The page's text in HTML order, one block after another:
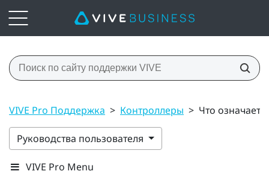
VIVE Pro Поддержка > Контроллеры > Что означает
Руководства пользователя
VIVE Pro Menu